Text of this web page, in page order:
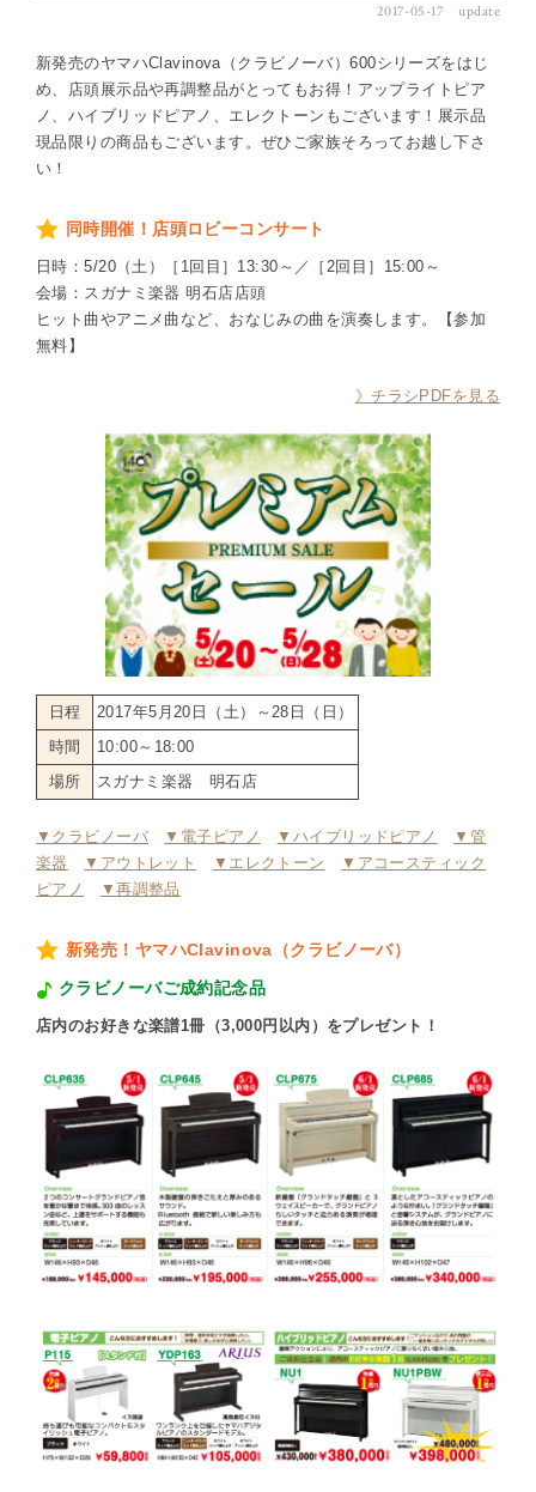
2017-05-17 update
新発売のヤマハClavinova（クラビノーバ）600シリーズをはじ
め、店頭展示品や再調整品がとってもお得！アップライトピア
ノ、ハイブリッドピアノ、エレクトーンもございます！展示品
現品限りの商品もございます。ぜひご家族そろってお越し下さ
い！
同時開催！店頭ロビーコンサート
日時：5/20（土）［1回目］13:30～／［2回目］15:00～
会場：スガナミ楽器 明石店店頭
ヒット曲やアニメ曲など、おなじみの曲を演奏します。【参加
無料】
》チラシPDFを見る
日程
2017年5月20日（土）～28日（日）
時間
10:00～18:00
場所
スガナミ楽器 明石店
▼クラビノーバ ▼電子ピアノ ▼ハイブリッドピアノ
▼管
楽器
▼アウトレット ▼エレクトーン
▼アコースティック
ピアノ
▼再調整品
新発売！ヤマハClavinova（クラビノーバ）
クラビノーバご成約記念品
店内のお好きな楽譜1冊（3,000円以内）をプレゼント！